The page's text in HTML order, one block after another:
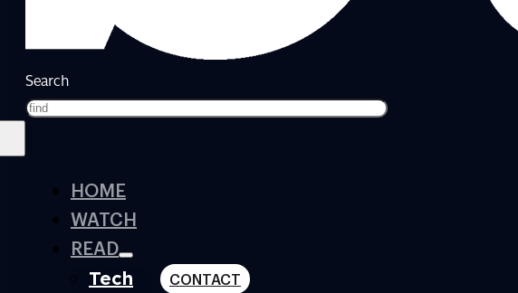
Search
HOME
WATCH
READ
Tech
CONTACT